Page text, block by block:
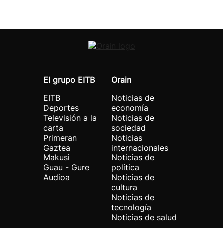
El grupo EITB
EITB
Deportes
Televisión a la
carta
Primeran
Gaztea
Makusi
Guau - Gure
Audioa
Orain
Noticias de
economía
Noticias de
sociedad
Noticias
internacionales
Noticias de
política
Noticias de
cultura
Noticias de
tecnología
Noticias de salud